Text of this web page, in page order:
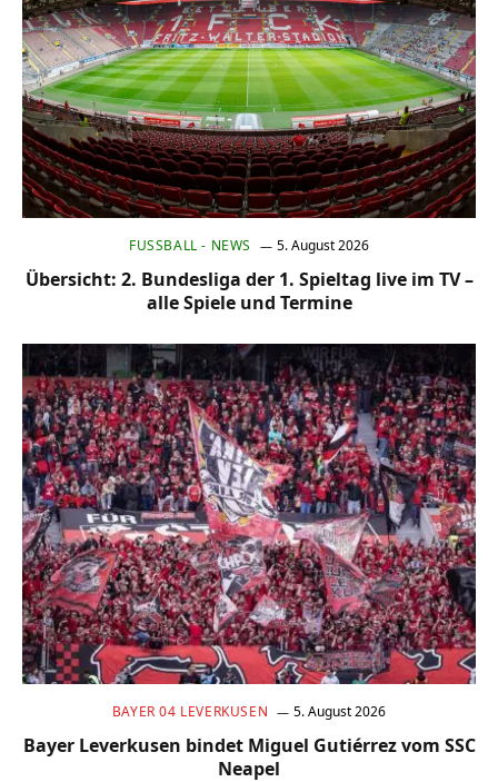
FUSSBALL - NEWS 5. August 2026
Übersicht: 2. Bundesliga der 1. Spieltag live im TV –
alle Spiele und Termine
BAYER 04 LEVERKUSEN 5. August 2026
Bayer Leverkusen bindet Miguel Gutiérrez vom SSC
Neapel